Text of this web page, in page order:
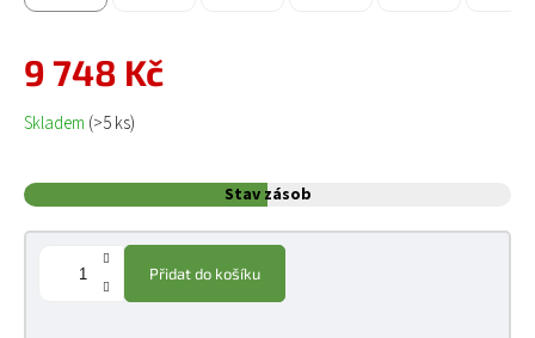
9 748 Kč
Měrná cena:
Skladem (>5 ks)
Stav zásob
Přidat do košíku